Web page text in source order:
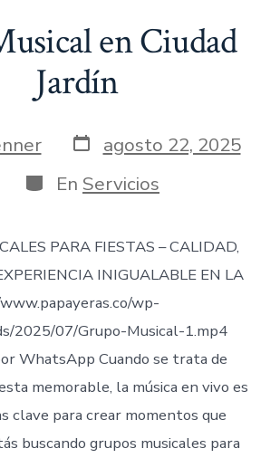
en Ciudad
Jardín
Fecha
de
publicación
agosto 22, 2025
Categorías
En Servicios
PARA FIESTAS – CALIDAD,
INIGUALABLE EN LA
wp-
2025/07/Grupo-Musical-1.mp4
WhatsApp Cuando se trata de
memorable, la música en vivo es
clave para crear momentos que
buscando grupos musicales para